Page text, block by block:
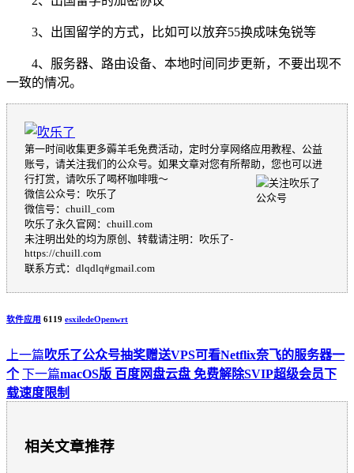
3、出国留学的方式，比如可以放弃55换成味兔锐等
4、服务器、路由设备、本地时间同步更新，不要出现不
一致的情况。
第一时间收集更多薅羊毛免费活动，定时分享网络应用教程、公益
账号，请关注我们的公众号。如果文章对您有所帮助，您也可以进
行打赏，请吹乐了喝杯咖啡哦～
微信公众号：吹乐了
微信号：chuill_com
吹乐了永久官网：chuill.com
未注明出处的均为原创、转载请注明：吹乐了-
https://chuill.com
联系方式：dlqdlq#gmail.com
软件应用 6119 esxiledeOpenwrt
上一篇 吹乐了公众号抽奖赠送VPS可看Netflix奈飞的服务器一
个 下一篇macOS版 百度网盘云盘 免费解除SVIP超级会员下
载速度限制
相关文章推荐